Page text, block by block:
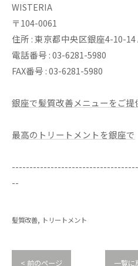
WISTERIA
〒104-0061
住所 : 東京都中央区銀座4-10-
電話番号 : 03-6281-5980
FAX番号 : 03-6281-5980
銀座で髪質改善メニューをご提
最高のトリートメントを銀座で
--
髪質改善 トリートメント
< 前のページ 一覧に